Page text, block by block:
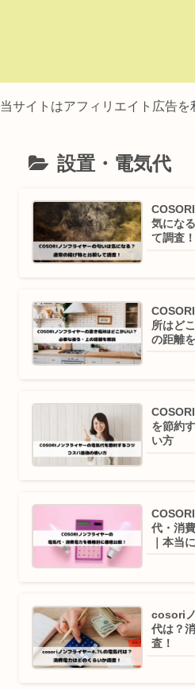
当サイトはアフィリエイト広告を
設置・電気代
気にな
て調査！
所はど
の距離
を節約
い方
代・消
｜本当
cosori
代は？
査！